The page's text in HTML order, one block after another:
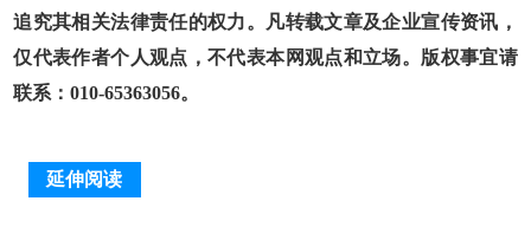
追究其相关法律责任的权力。凡转载文章及企业宣传资讯，
仅代表作者个人观点，不代表本网观点和立场。版权事宜请
联系：010-65363056。
延伸阅读